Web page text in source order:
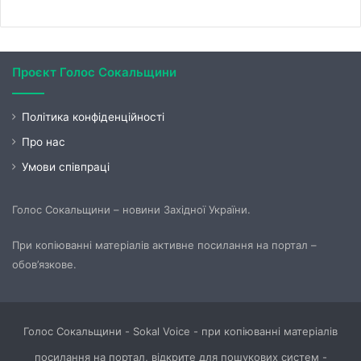
Проєкт Голос Сокальщини
Політика конфіденційності
Про нас
Умови співпраці
Голос Сокальщини – новини Західної України.
При копіюванні матеріалів активне посилання на портал –
обов’язкове.
Голос Сокальщини - Sokal Voice - при копіюванні матеріалів
посилання на портал, відкрите для пошукових систем -